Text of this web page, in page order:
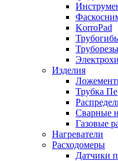
KorroPad
Труборезы
Изделия
Трубка
Сварные
Газовые
Нагреватели
Расходомеры
Датчики